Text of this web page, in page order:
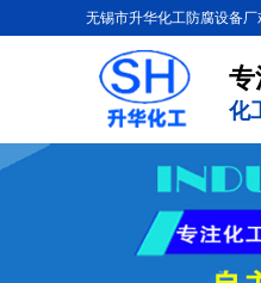
无锡市升华化工防腐设备厂
专
化